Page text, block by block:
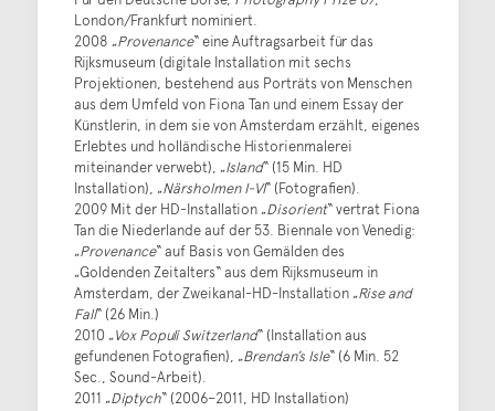
London/Frankfurt nominiert.
2008 „Provenance“ eine Auftragsarbeit für das
Rijksmuseum (digitale Installation mit sechs
Projektionen, bestehend aus Porträts von Menschen
aus dem Umfeld von Fiona Tan und einem Essay der
Künstlerin, in dem sie von Amsterdam erzählt, eigenes
Erlebtes und holländische Historienmalerei
miteinander verwebt), „Island“ (15 Min. HD
Installation), „Närsholmen I-VI“ (Fotografien).
2009 Mit der HD-Installation „Disorient“ vertrat Fiona
Tan die Niederlande auf der 53. Biennale von Venedig:
„Provenance“ auf Basis von Gemälden des
„Goldenden Zeitalters“ aus dem Rijksmuseum in
Amsterdam, der Zweikanal-HD-Installation „Rise and
Fall“ (26 Min.)
2010 „Vox Populi Switzerland“ (Installation aus
gefundenen Fotografien), „Brendan’s Isle“ (6 Min. 52
Sec., Sound-Arbeit).
2011 „Diptych“ (2006–2011, HD Installation)